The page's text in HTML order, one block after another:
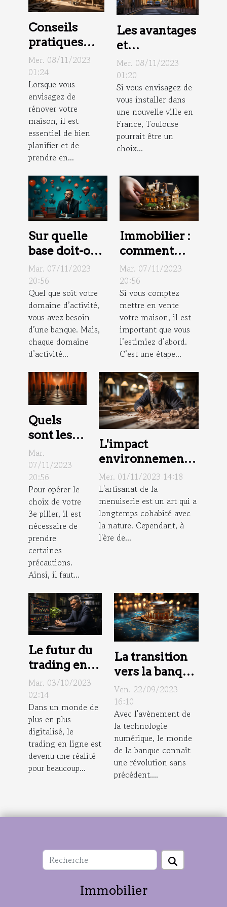
Conseils
pratiques
pour une
rénovation
de maison
réussie
Mer. 08/11/2023
01:24
Lorsque vous
envisagez de
rénover votre
maison, il est
essentiel de bien
planifier et de
prendre en...
Les avantages
et
inconvénients
de vivre à
Toulouse
Mer. 08/11/2023
01:20
Si vous envisagez de
vous installer dans
une nouvelle ville en
France, Toulouse
pourrait être un
choix...
Sur quelle
base doit-on
choisir une
banque pour
la profession
libérale ?
Mar. 07/11/2023
20:56
Quel que soit votre
domaine d’activité,
vous avez besoin
d’une banque. Mais,
chaque domaine
d’activité...
Immobilier :
comment
faire estimer
sa maison ?
Mar. 07/11/2023
20:56
Si vous comptez
mettre en vente
votre maison, il est
important que vous
l’estimiez d’abord.
C’est une étape...
Quels
sont les
critères
de choix
d’un
conseiller
pour 3e
pilier ?
Mar.
07/11/2023
20:56
Pour opérer le
choix de votre
3e pilier, il est
nécessaire de
prendre
certaines
précautions.
Ainsi, il faut...
L'impact
environnemental
de la menuiserie
Mer. 01/11/2023 14:18
L'artisanat de la
menuiserie est un art qui a
longtemps cohabité avec
la nature. Cependant, à
l'ère de...
Le futur du
trading en
ligne :
prédictions
pour eToro
en 2023 et
au-delà
Mar. 03/10/2023
02:14
Dans un monde de
plus en plus
digitalisé, le
trading en ligne est
devenu une réalité
pour beaucoup...
La transition
vers la banque
numérique
pour les
professionnels
Ven. 22/09/2023
16:10
Avec l'avènement de
la technologie
numérique, le monde
de la banque connaît
une révolution sans
précédent....
Immobilier